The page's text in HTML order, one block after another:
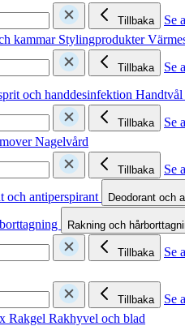
Tillbaka
Se
kammar Stylingprodukter
Tillbaka
Se
och handdesinfektion Handtvål
Tillbaka
Se
Nagelvård
Tillbaka
Se
och antiperspirant Deodorant och
Rakning och
Tillbaka
Se
Tillbaka
Se
Rakgel Rakhyvel och blad